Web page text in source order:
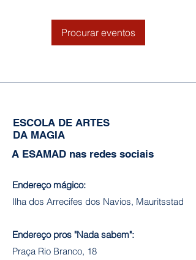
Procurar eventos
ESCOLA DE ARTES
DA MAGIA
A ESAMAD nas redes sociais
Endereço mágico:
Ilha dos Arrecifes dos Navios, Mauritsstad
Endereço pros "Nada sabem":
Praça Rio Branco, 18